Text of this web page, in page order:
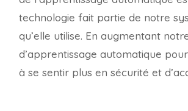
technologie fait partie de notre
qu’elle utilise. En augmentant
d’apprentissage automatique
à se sentir plus en sécurité et